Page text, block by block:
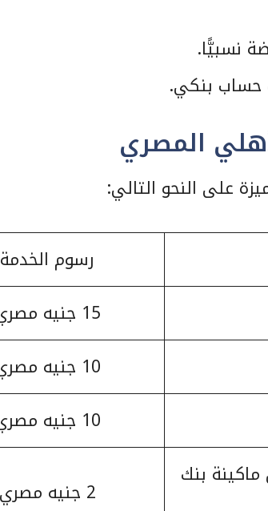
نسبيًّا.
حساب بنكي.
المصري
على النحو التالي:
رسوم الخدمة
15 جنيه مصري
10 جنيه مصري
10 جنيه مصري
بنك
2 جنيه مصري